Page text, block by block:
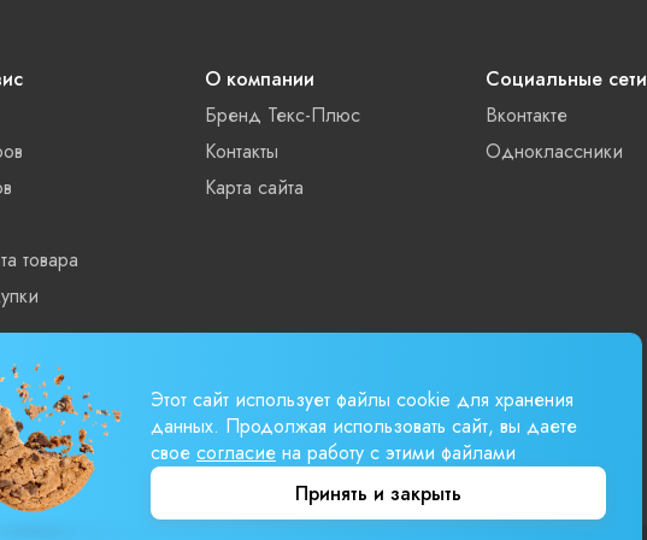
товара
О компании
Бренд Текс-Плюс
Контакты
Карта сайта
Социальные сети
Вконтакте
Одноклассники
Этот сайт использует файлы cookie для хранения
данных. Продолжая использовать сайт, вы даете
свое согласие на работу с этими файлами
Принять и закрыть